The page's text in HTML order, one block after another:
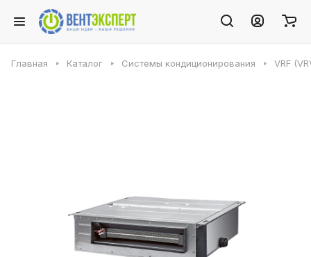
Главная Каталог Системы кондиционирования VRF